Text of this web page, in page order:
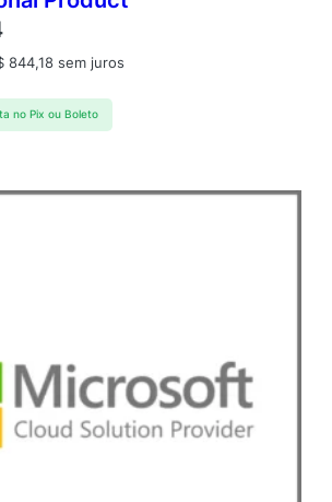
844,18 sem juros
no Pix ou Boleto